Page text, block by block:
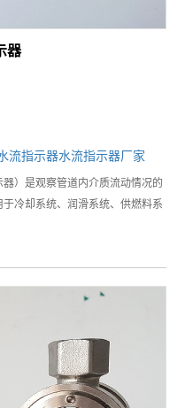
器
流指示器水流指示器厂家
）是观察管道内介质流动情况的
冷却系统、润滑系统、供燃料系
业生产装置中，能随时观察液
是保障正常生产